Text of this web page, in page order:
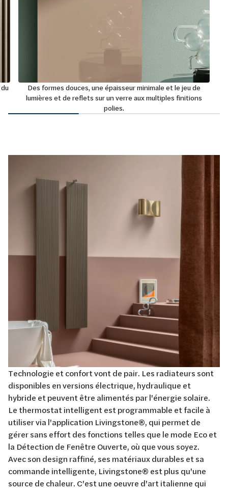
Des formes douces, une épaisseur minimale et le jeu de
lumières et de reflets sur un verre aux multiples finitions
polies.
Technologie et confort vont de pair. Les radiateurs sont
disponibles en versions électrique, hydraulique et
hybride et peuvent être alimentés par l'énergie solaire.
Le thermostat intelligent est programmable et facile à
utiliser via l'application Livingstone®, qui permet de
gérer sans effort des fonctions telles que le mode Eco et
la Détection de Fenêtre Ouverte, où que vous soyez.
Avec son design raffiné, ses matériaux durables et sa
commande intelligente, Livingstone® est plus qu'une
source de chaleur. C'est une oeuvre d'art italienne qui